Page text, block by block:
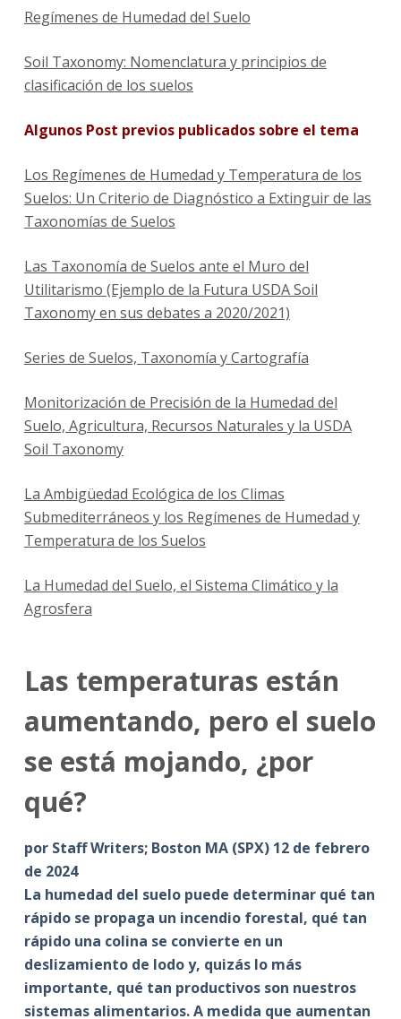
Regímenes de Humedad del Suelo
Soil Taxonomy: Nomenclatura y principios de
clasificación de los suelos
Algunos Post previos publicados sobre el tema
Los Regímenes de Humedad y Temperatura de los
Suelos: Un Criterio de Diagnóstico a Extinguir de las
Taxonomías de Suelos
Las Taxonomía de Suelos ante el Muro del
Utilitarismo (Ejemplo de la Futura USDA Soil
Taxonomy en sus debates a 2020/2021)
Series de Suelos, Taxonomía y Cartografía
Monitorización de Precisión de la Humedad del
Suelo, Agricultura, Recursos Naturales y la USDA
Soil Taxonomy
La Ambigüedad Ecológica de los Climas
Submediterráneos y los Regímenes de Humedad y
Temperatura de los Suelos
La Humedad del Suelo, el Sistema Climático y la
Agrosfera
Las temperaturas están
aumentando, pero el suelo
se está mojando, ¿por
qué?
por Staff Writers; Boston MA (SPX) 12 de febrero
de 2024
La humedad del suelo puede determinar qué tan
rápido se propaga un incendio forestal, qué tan
rápido una colina se convierte en un
deslizamiento de lodo y, quizás lo más
importante, qué tan productivos son nuestros
sistemas alimentarios. A medida que aumentan